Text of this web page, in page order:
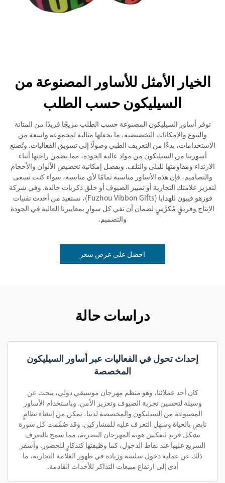
الخيار الأمثل للأساور المصنوعة من
السيليكون حسب الطلب
توفر أساور السيليكون المصنوعة حسب الطلب مزيجًا فريدًا من المتانة
والتنوع والإمكانات التخصيصية، ما يجعلها مثالية لمجموعة واسعة من
الاستخدامات، بدءًا من التعريف الطبي وصولًا إلى تسويق الفعاليات. وتُصنع
أسورتنا من السيليكون من مواد عالية الجودة، مما يضمن راحتها أثناء
الارتداء ومقاومتها للبلى والتلف. وبفضل إمكانية تخصيص الألوان والأحجام
والتصاميم، فإن هذه الأساور مناسبة تمامًا لأي مناسبة، سواء كنت تسعى
لتعزيز علامتك التجارية أو تمييز الضيوف أو خلق ذكريات خالدة. وفي شركة
فوزهو فيبون للهدايا (Fuzhou Vibbon Gifts)، نستفيد من أحدث تقنيات
الإنتاج وفريقٍ مُكرَّسٍ لضمان أن تفي كل سوارٍ بمعاييرنا العالية في الجودة
والتصميم.
احصل على عرض سعر
دراسات حالة
إحداث تحول في الفعاليات عبر أساور السيليكون
المخصصة
كان أحد عملائنا، وهو منظم مهرجان موسيقي دولي، يبحث عن
وسيلة لتحسين تجربة الضيوف وتعزيز الأمن. وباستخدام الأساور
المصنوعة من السيليكون والمخصصة لدينا، تمكن من إنشاء نظامٍ
نابضٍ بالحياة وسهل التعرف عليه للمشاركين. وقد صُمِّمت كل سورة
بشكل فريدٍ لتعكس هوية المهرجان البصرية، مما سمح بالتعرف
السريع عليها عند نقاط الدخول، كما وظيفتها كتذكارٍ للحضور. وأسفر
ذلك عن عملية دخول سلسة وزيادة في ظهور العلامة التجارية، ما
أدى إلى ارتفاع مبيعات التذاكر للأحداث القادمة.